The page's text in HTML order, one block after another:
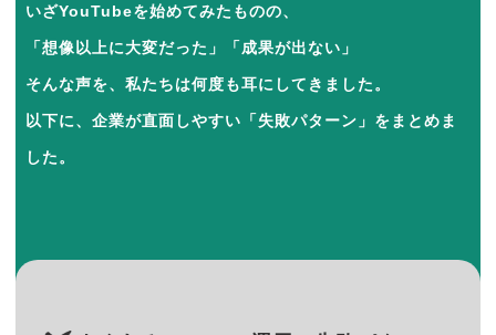
いざYouTubeを始めてみたものの、
「想像以上に大変だった」「成果が出ない」
そんな声を、私たちは何度も耳にしてきました。
以下に、企業が直面しやすい「失敗パターン」をまとめま
した。